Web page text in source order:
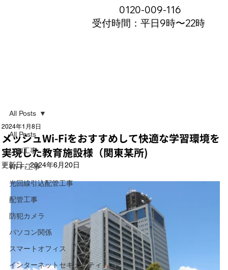
0120-009-116
受付時間：平日9時〜22時
All Posts
LAN工事
Wi-Fi工事
光回線引込配管工事
配管工事
防犯カメラ
パソコン関係
スマートオフィス
インターネットセキュリティ
All Posts
メッシュWi-Fiをおすすめして快適な学習環境を
実現した教育施設様（関東某所)
2024年1月8日
更新日：2024年6月20日